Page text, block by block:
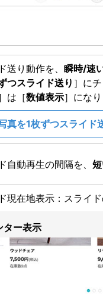
送り動作を、 瞬時/速
つスライド送り ］に
は［数値表示］になり
真を1枚ずつスライド
自動再生の間隔を、
現在地表示：スライ
ター表示